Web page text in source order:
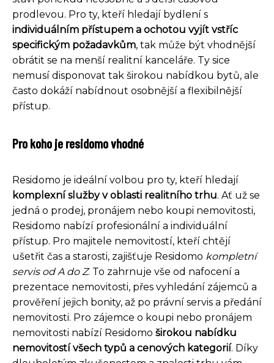
prodlevou. Pro ty, kteří hledají bydlení s
individuálním přístupem a ochotou vyjít vstříc
specifickým požadavkům, tak může být vhodnější
obrátit se na menší realitní kanceláře. Ty sice
nemusí disponovat tak širokou nabídkou bytů, ale
často dokáží nabídnout osobnější a flexibilnější
přístup.
Pro koho je residomo vhodné
Residomo je ideální volbou pro ty, kteří hledají
komplexní služby v oblasti realitního trhu. Ať už se
jedná o prodej, pronájem nebo koupi nemovitosti,
Residomo nabízí profesionální a individuální
přístup. Pro majitele nemovitostí, kteří chtějí
ušetřit čas a starosti, zajišťuje Residomo kompletní
servis od A do Z. To zahrnuje vše od nafocení a
prezentace nemovitosti, přes vyhledání zájemců a
prověření jejich bonity, až po právní servis a předání
nemovitosti. Pro zájemce o koupi nebo pronájem
nemovitosti nabízí Residomo širokou nabídku
nemovitostí všech typů a cenových kategorií. Díky